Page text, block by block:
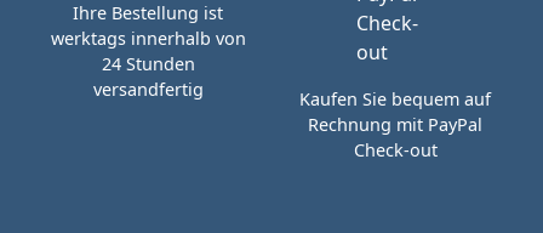
Ihre Bestellung ist
werktags innerhalb von
24 Stunden
versandfertig
Kaufen Sie bequem auf
Rechnung mit PayPal
Check-out